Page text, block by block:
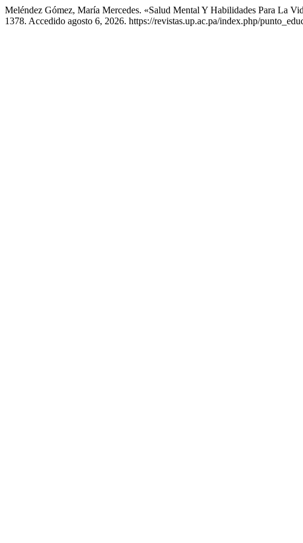
Meléndez Gómez, María Mercedes. «Salud Mental Y Habilidades Para La
1378. Accedido agosto 6, 2026. https://revistas.up.ac.pa/index.php/